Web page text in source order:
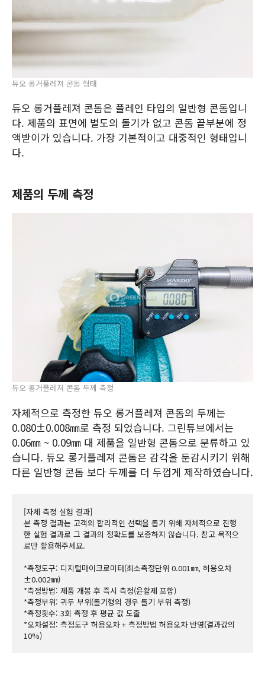
듀오 롱거플레져 콘돔 형태
듀오 롱거플레져 콘돔은 플레인 타입의 일반형 콘돔입니
다. 제품의 표면에 별도의 돌기가 없고 콘돔 끝부분에 정
액받이가 있습니다. 가장 기본적이고 대중적인 형태입니
다.
제품의 두께 측정
듀오 롱거플레져 콘돔 두께 측정
자체적으로 측정한 듀오 롱거플레져 콘돔의 두께는
0.080±0.008㎜로 측정 되었습니다. 그린튜브에서는
0.06㎜ ~ 0.09㎜ 대 제품을 일반형 콘돔으로 분류하고 있
습니다. 듀오 롱거플레져 콘돔은 감각을 둔감시키기 위해
다른 일반형 콘돔 보다 두께를 더 두껍게 제작하였습니다.
[자체 측정 실험 결과]
본 측정 결과는 고객의 합리적인 선택을 돕기 위해 자체적으로 진행
한 실험 결과로 그 결과의 정확도를 보증하지 않습니다. 참고 목적으
로만 활용해주세요.
*측정도구: 디지털마이크로미터(최소측정단위 0.001㎜, 허용오차
±0.002㎜)
*측정방법: 제품 개봉 후 즉시 측정(윤활제 포함)
*측정부위: 귀두 부위(돌기형의 경우 돌기 부위 측정)
*측정횟수: 3회 측정 후 평균 값 도출
*오차설정: 측정도구 허용오차 + 측정방법 허용오차 반영(결과값의
10%)